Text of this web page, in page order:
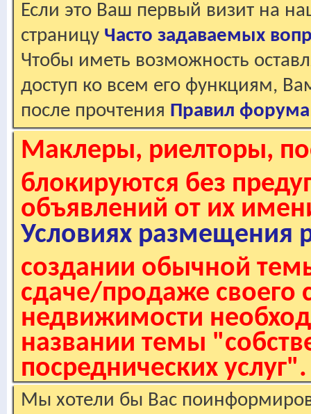
Если это Ваш первый визит на
страницу Часто задаваемых
Чтобы иметь возможность
доступ ко всем его функциям,
после прочтения Правил форума
Маклеры, риелторы,
блокируются без
объявлений от их
Условиях размещения
создании обычной
сдаче/продаже своего
недвижимости
названии темы
посреднических услуг".
Мы хотели бы Вас